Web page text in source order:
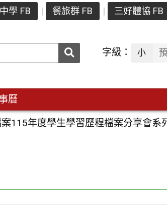
學 FB 餐旅群 FB 三好體協 FB
送出 字級： 小
曆
115年度學生學習歷程檔案分享會系